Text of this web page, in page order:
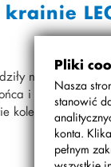
Pliki
Nasza
stanowić
konta.
pełnym
krainie
niezwykłą
i nic w tym
kolejny raz, nie